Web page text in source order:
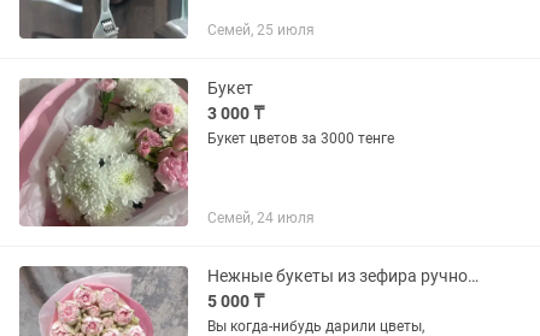
Семей, 25 июля
Букет
3 000 ₸
Букет цветов за 3000 тенге
Семей, 24 июля
Нежные букеты из зефира ручной работы для любимых
5 000 ₸
Вы когда-нибудь дарили цветы,